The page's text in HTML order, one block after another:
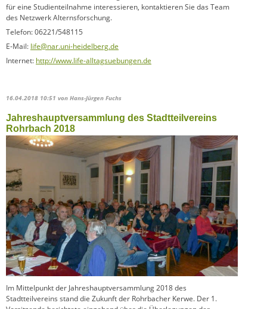
für eine Studienteilnahme interessieren, kontaktieren Sie das Team
des Netzwerk Alternsforschung.
Telefon: 06221/548115
E-Mail: life@nar.uni-heidelberg.de
Internet: http://www.life-alltagsuebungen.de
16.04.2018 10:51 von Hans-Jürgen Fuchs
Jahreshauptversammlung des Stadtteilvereins
Rohrbach 2018
Im Mittelpunkt der Jahreshauptversammlung 2018 des
Stadtteilvereins stand die Zukunft der Rohrbacher Kerwe. Der 1.